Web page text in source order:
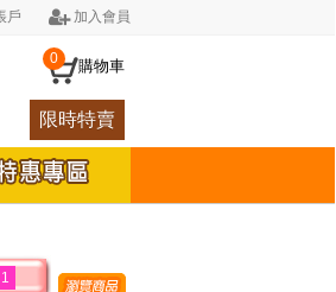
戶 加入會員
0 購物車
限時特賣
1